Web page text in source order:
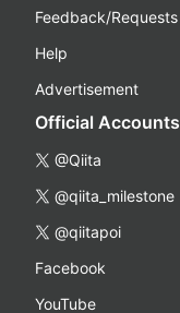
Feedback/Requests
Help
Advertisement
Official Accounts
@Qiita
@qiita_milestone
@qiitapoi
Facebook
YouTube